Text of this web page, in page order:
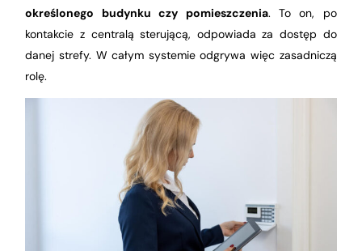
określonego budynku czy pomieszczenia. To on, po
kontakcie z centralą sterującą, odpowiada za dostęp do
danej strefy. W całym systemie odgrywa więc zasadniczą
rolę.